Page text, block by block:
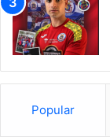
Popular